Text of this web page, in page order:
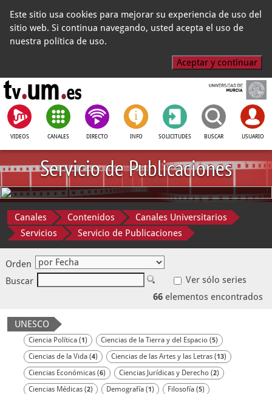
Este sitio usa cookies para mejorar su experiencia de uso del
sitio web. Si continua navegando, usted acepta el uso de
nuestra política de uso.
Aceptar y continuar
VIDEOS CANALES DIRECTO INFO SOLICITUDES BUSCAR USUARIO
Servicio de Publicaciones
Canales Contenidos
Canales Universitarios
Servicios
Servicio de Publicaciones
Orden
Buscar
Ver sólo series
66 elementos encontrados
UNESCO
Ciencia Política (1) Ciencias de la Tierra y del Espacio (5)
Ciencias de la Vida (4) Ciencias de las Artes y las Letras (13)
Ciencias Económicas (6) Ciencias Jurídicas y Derecho (2)
Ciencias Médicas (2) Demografía (1) Filosofía (5)